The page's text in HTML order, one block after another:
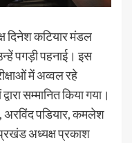
दिनेश कटियार मंडल
पगड़ी पहनाई। इस
में अव्वल रहे
सम्मानित किया गया।
अरविंद पडियार, कमलेश
अध्यक्ष प्रकाश